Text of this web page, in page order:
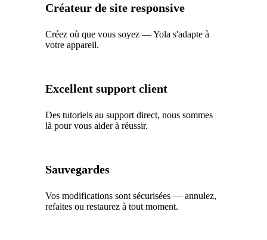
Créateur de site responsive
Créez où que vous soyez — Yola s'adapte à
votre appareil.
Excellent support client
Des tutoriels au support direct, nous sommes
là pour vous aider à réussir.
Sauvegardes
Vos modifications sont sécurisées — annulez,
refaites ou restaurez à tout moment.